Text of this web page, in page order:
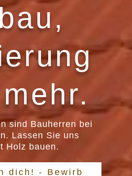
sind Bauherren bei
Lassen Sie uns
Holz bauen.
dich! - Bewirb